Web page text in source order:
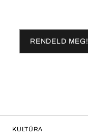
RENDELD MEG!
KULTÚRA